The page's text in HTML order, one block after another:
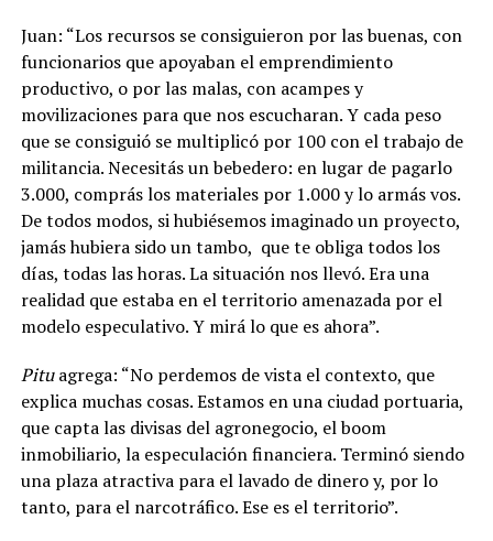
Juan: “Los recursos se consiguieron por las buenas, con
funcionarios que apoyaban el emprendimiento
productivo, o por las malas, con acampes y
movilizaciones para que nos escucharan. Y cada peso
que se consiguió se multiplicó por 100 con el trabajo de
militancia. Necesitás un bebedero: en lugar de pagarlo
3.000, comprás los materiales por 1.000 y lo armás vos.
De todos modos, si hubiésemos imaginado un proyecto,
jamás hubiera sido un tambo, que te obliga todos los
días, todas las horas. La situación nos llevó. Era una
realidad que estaba en el territorio amenazada por el
modelo especulativo. Y mirá lo que es ahora”.
Pituagrega: “No perdemos de vista el contexto, que
explica muchas cosas. Estamos en una ciudad portuaria,
que capta las divisas del agronegocio, el boom
inmobiliario, la especulación financiera. Terminó siendo
una plaza atractiva para el lavado de dinero y, por lo
tanto, para el narcotráfico. Ese es el territorio”.